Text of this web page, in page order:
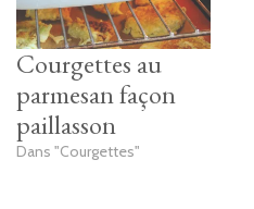
Courgettes au
parmesan façon
paillasson
Dans "Courgettes"